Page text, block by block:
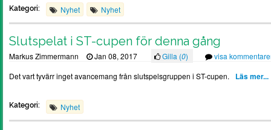
Kategori: Nyhet Nyhet
Slutspelat i ST-cupen för denna gång
Markus Zimmermann Jan 08, 2017 Gilla (0)
visa
Det vart tyvärr inget avancemang från slutspelsgruppen i ST-cupen.
Läs mer...
Kategori: Nyhet